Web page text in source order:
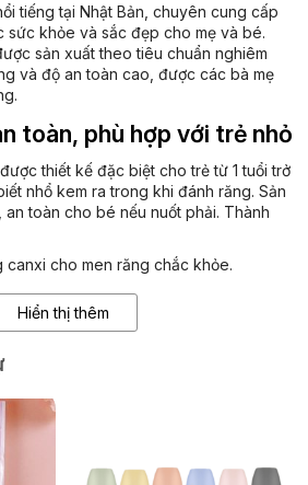
tiếng tại Nhật Bản, chuyên cung cấp
sức khỏe và sắc đẹp cho mẹ và bé.
sản xuất theo tiêu chuẩn nghiêm
và độ an toàn cao, được các bà mẹ
toàn, phù hợp với trẻ nhỏ
thiết kế đặc biệt cho trẻ từ 1 tuổi trở
nhổ kem ra trong khi đánh răng. Sản
toàn cho bé nếu nuốt phải. Thành
canxi cho men răng chắc khỏe.
sâu răng, tăng độ chắc khỏe cho
nhiều hương vị trái cây tự nhiên, bao
dễ chịu.
Hiển thị thêm